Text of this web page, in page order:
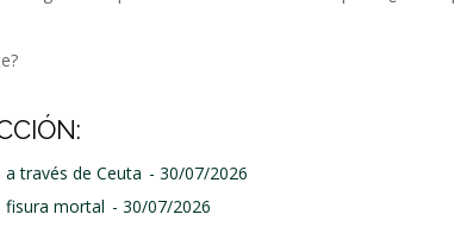
través de Ceuta - 30/07/2026
fisura mortal - 30/07/2026